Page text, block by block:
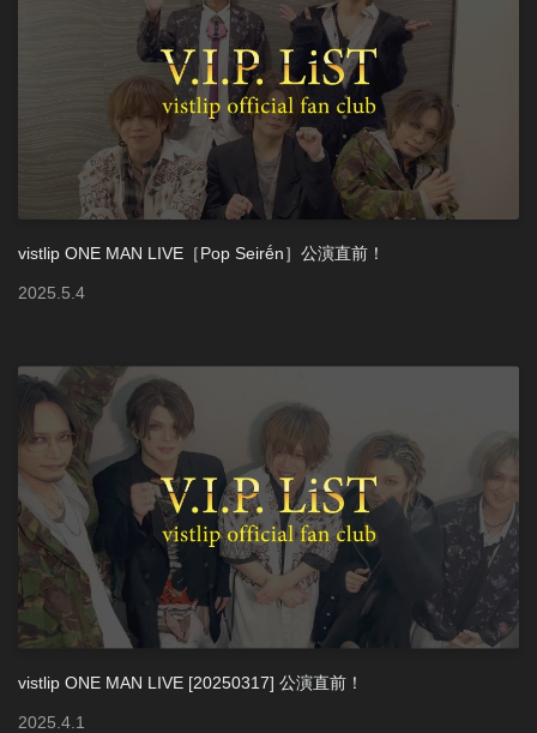
vistlip ONE MAN LIVE［Pop Seirḗn］公演直前！
2025.5.4
vistlip ONE MAN LIVE [20250317] 公演直前！
2025 4 1